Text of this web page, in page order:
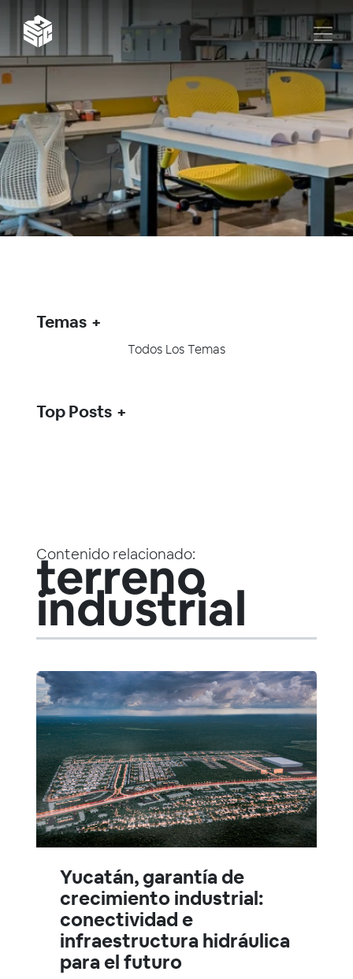
Contenido relacionado:
terreno
industrial
Yucatán, garantía de
crecimiento industrial:
conectividad e
infraestructura hidráulica
para el futuro
Temas
Todos Los Temas
Top Posts